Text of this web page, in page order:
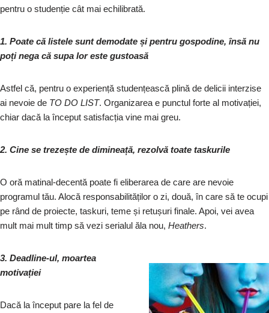
pentru o studenție cât mai echilibrată.
1. Poate că listele sunt demodate și pentru gospodine, însă nu
poți nega că supa lor este gustoasă
Astfel că, pentru o experiență studențească plină de delicii interzise
ai nevoie de TO DO LIST. Organizarea e punctul forte al motivației,
chiar dacă la început satisfacția vine mai greu.
2. Cine se trezește de dimineață, rezolvă toate taskurile
O oră matinal-decentă poate fi eliberarea de care are nevoie
programul tău. Alocă responsabilităților o zi, două, în care să te ocupi
pe rând de proiecte, taskuri, teme și retușuri finale. Apoi, vei avea
mult mai mult timp să vezi serialul ăla nou, Heathers.
3. Deadline-ul, moartea
motivației
Dacă la început pare la fel de